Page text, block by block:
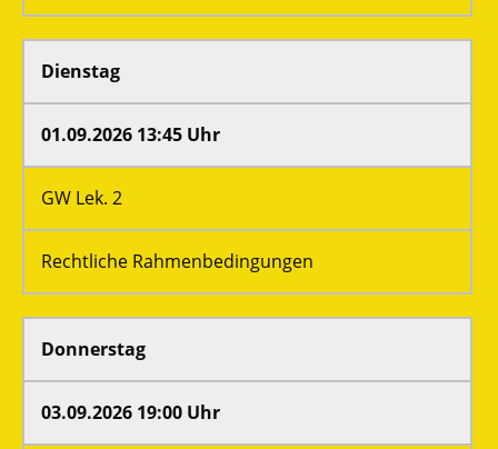
Dienstag
01.09.2026 13:45 Uhr
GW Lek. 2
Rechtliche Rahmenbedingungen
Donnerstag
03.09.2026 19:00 Uhr